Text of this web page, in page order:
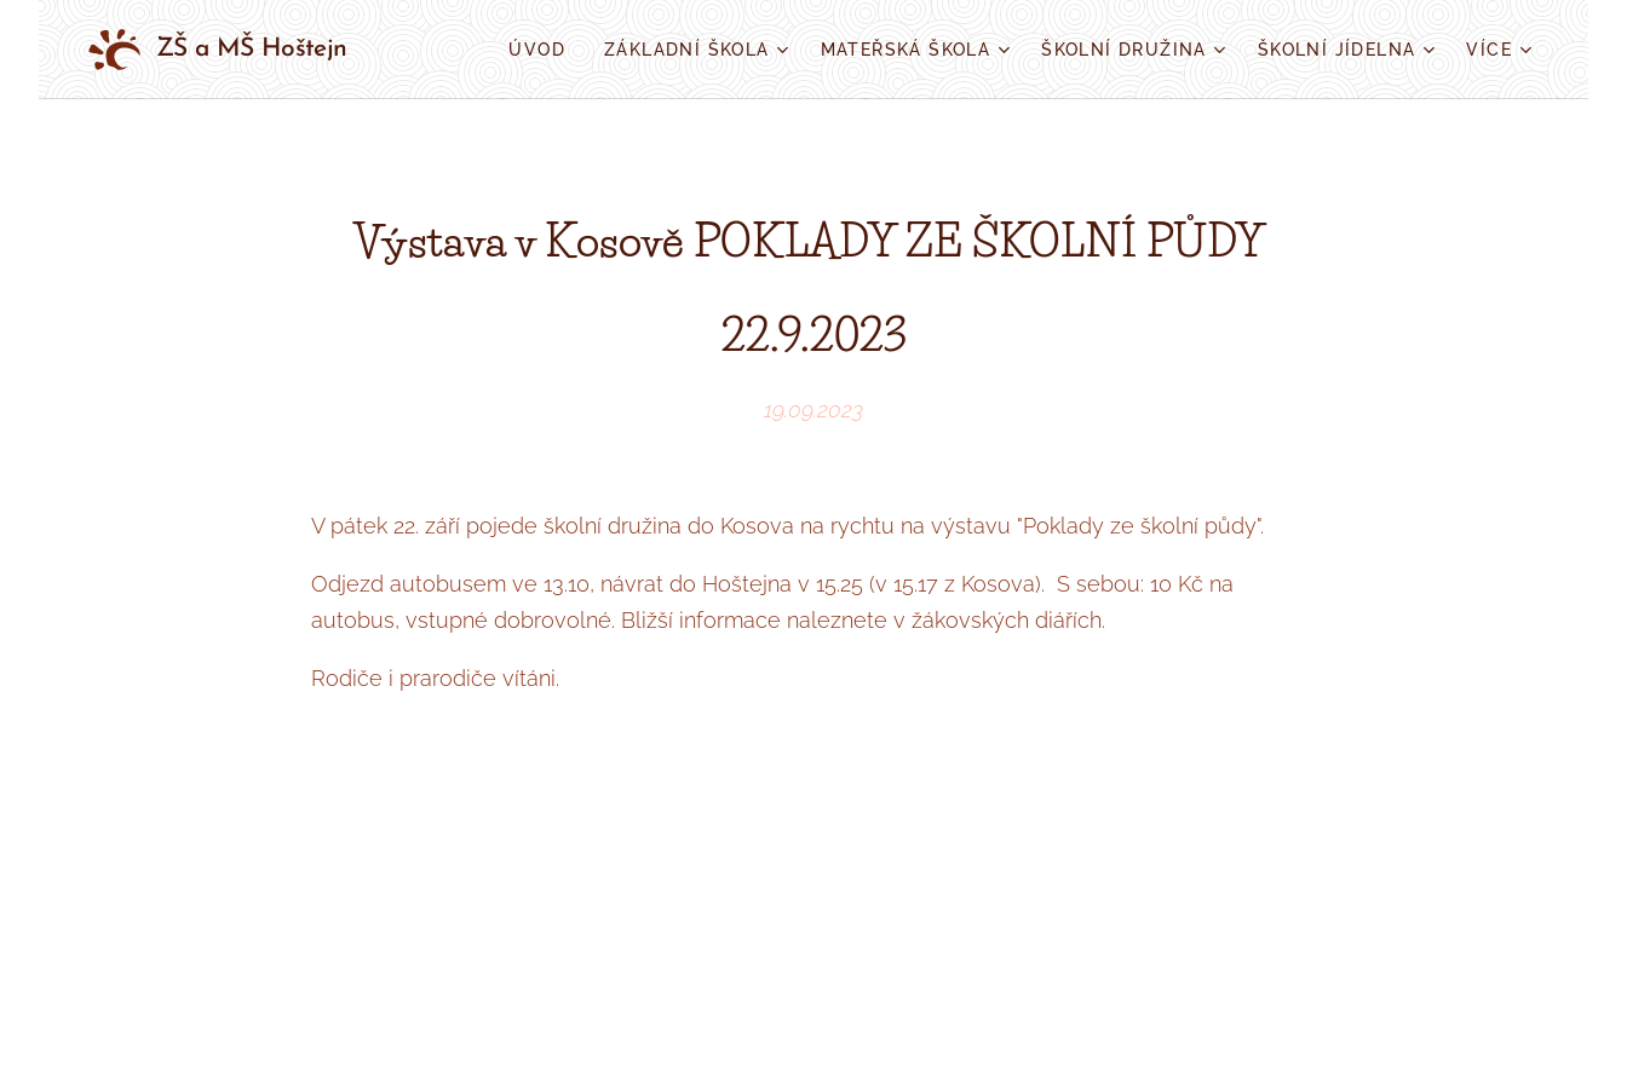
ZŠ a MŠ Hoštejn ÚVOD ZÁKLADNÍ ŠKOLA MATEŘSKÁ ŠKOLA ŠKOLNÍ DRUŽINA ŠKOLNÍ JÍDELNA VÍCE
Výstavav Kosově POKLADY ZE ŠKOLNÍ PŮDY
22.9.2023
19.09.2023
V pátek 22. září pojede školní družina do Kosova na rychtu na výstavu "Poklady ze školní půdy".
Odjezd autobusem ve 13.10, návrat do Hoštejna v 15.25 (v 15.17 z Kosova). S sebou: 10 Kč na
autobus, vstupné dobrovolné. Bližší informace naleznete v žákovských diářích.
Rodiče i prarodiče vítáni.